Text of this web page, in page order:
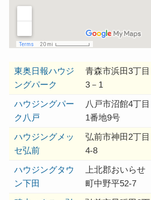
東奥日報ハウジ
ングパーク
青森市浜田3丁目
3－1
ハウジングパー
ク八戸
八戸市沼館4丁目
1番地9号
ハウジングメッ
セ弘前
弘前市神田2丁目
4-8
ハウジングタウ
ン下田
上北郡おいらせ
町中野平52-7